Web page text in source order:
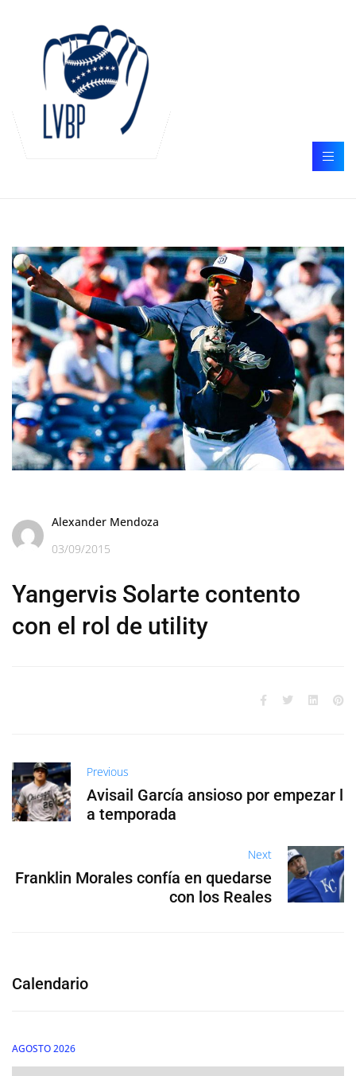
Alexander Mendoza
03/09/2015
Yangervis Solarte contento
con el rol de utility
Previous
Avisail García ansioso por empezar l
a temporada
Next
Franklin Morales confía en quedarse
con los Reales
Calendario
AGOSTO 2026